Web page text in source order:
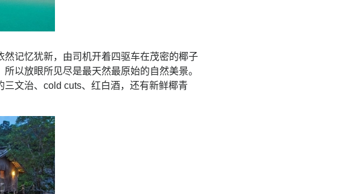
记忆犹新，由司机开着四驱车在茂密的椰子
以放眼所见尽是最天然最原始的自然美景。
文治、cold cuts、红白酒，还有新鲜椰青